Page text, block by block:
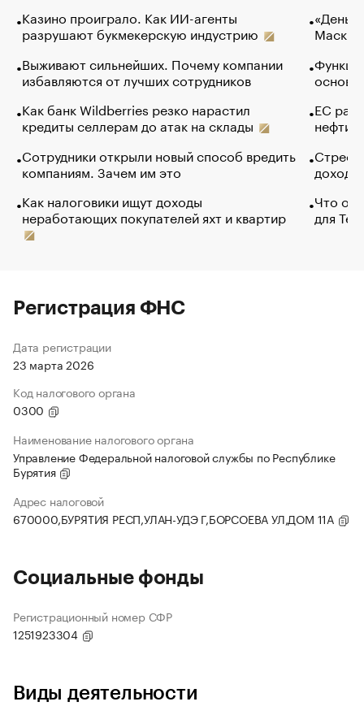
Казино проиграло. Как ИИ-агенты
разрушают букмекерскую индустрию
Выживают сильнейших. Почему компании
избавляются от лучших сотрудников
Как банк Wildberries резко нарастил
кредиты селлерам до атак на склады
Сотрудники открыли новый способ вредить
компаниям. Зачем им это
Как налоговики ищут доходы
неработающих покупателей яхт и квартир
Маск в
основ
ЕС
нефти
Что
для
Регистрация ФНС
Дата регистрации
23 марта 2026
Код налогового органа
0300
Наименование налогового органа
Управление Федеральной налоговой службы по Республике
Бурятия
Адрес налоговой
670000,БУРЯТИЯ РЕСП,УЛАН-УДЭ Г,БОРСОЕВА УЛ,ДОМ 11А
Социальные фонды
Регистрационный номер СФР
1251923304
Виды деятельности